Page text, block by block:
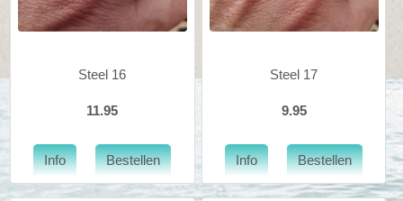
Steel 16
11.95
Steel 17
9.95